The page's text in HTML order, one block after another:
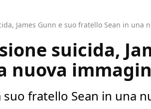
James Gunn e suo fratello Sean in una
suicida,
nuova
suo fratello Sean in una